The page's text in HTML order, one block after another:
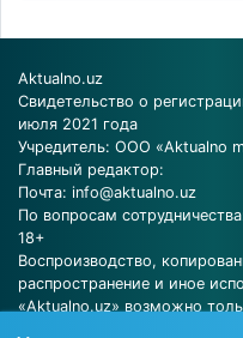
Aktualno.uz
Свидетельство о
июля 2021 года
Учредитель: ООО «Aktualno
Главный редактор:
Почта: info@aktualno.uz
По вопросам
18+
Воспроизводство,
распространение и иное
«Aktualno.uz» возможно